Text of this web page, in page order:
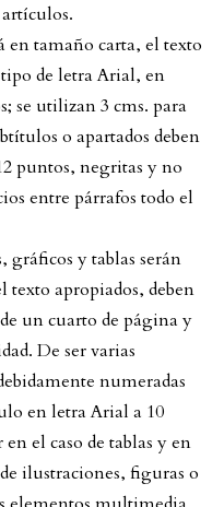
tamaño carta, el texto
de letra Arial, en
se utilizan 3 cms. para
o apartados deben
puntos, negritas y no
entre párrafos todo el
gráficos y tablas serán
texto apropiados, deben
un cuarto de página y
De ser varias
numeradas
en letra Arial a 10
el caso de tablas y en
ilustraciones, figuras o